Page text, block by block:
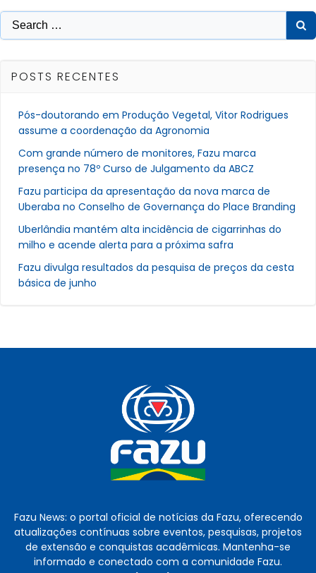
Post
Post
Search
for:
POSTS RECENTES
Pós-doutorando em Produção Vegetal, Vitor Rodrigues
assume a coordenação da Agronomia
Com grande número de monitores, Fazu marca
presença no 78º Curso de Julgamento da ABCZ
Fazu participa da apresentação da nova marca de
Uberaba no Conselho de Governança do Place Branding
Uberlândia mantém alta incidência de cigarrinhas do
milho e acende alerta para a próxima safra
Fazu divulga resultados da pesquisa de preços da cesta
básica de junho
Fazu News: o portal oficial de notícias da Fazu, oferecendo
atualizações contínuas sobre eventos, pesquisas, projetos
de extensão e conquistas acadêmicas. Mantenha-se
informado e conectado com a comunidade Fazu.